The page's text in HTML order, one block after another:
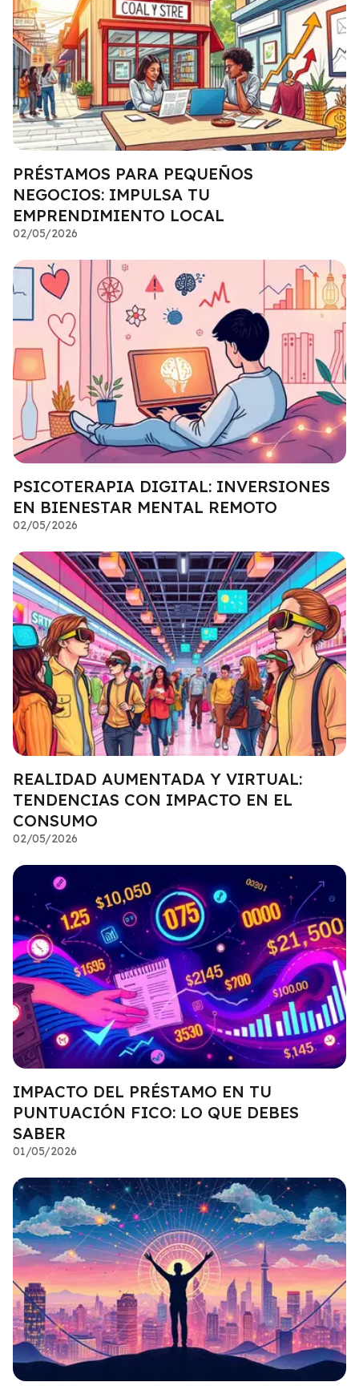
PRÉSTAMOS PARA PEQUEÑOS
NEGOCIOS: IMPULSA TU
EMPRENDIMIENTO LOCAL
02/05/2026
PSICOTERAPIA DIGITAL: INVERSIONES
EN BIENESTAR MENTAL REMOTO
02/05/2026
REALIDAD AUMENTADA Y VIRTUAL:
TENDENCIAS CON IMPACTO EN EL
CONSUMO
02/05/2026
IMPACTO DEL PRÉSTAMO EN TU
PUNTUACIÓN FICO: LO QUE DEBES
SABER
01/05/2026